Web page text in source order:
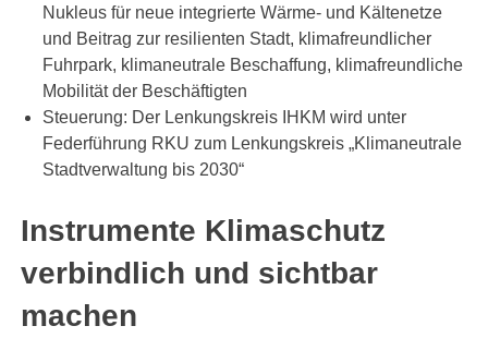
Nukleus für neue integrierte Wärme- und Kältenetze
und Beitrag zur resilienten Stadt, klimafreundlicher
Fuhrpark, klimaneutrale Beschaffung, klimafreundliche
Mobilität der Beschäftigten
Steuerung: Der Lenkungskreis IHKM wird unter
Federführung RKU zum Lenkungskreis „Klimaneutrale
Stadtverwaltung bis 2030“
Instrumente Klimaschutz
verbindlich und sichtbar
machen